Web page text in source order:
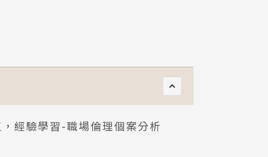
經驗學習-職場倫理個案分析